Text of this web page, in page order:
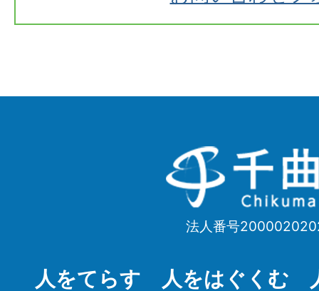
千
曲
Chikuma
法人番号
人をてらす 人をはぐくむ